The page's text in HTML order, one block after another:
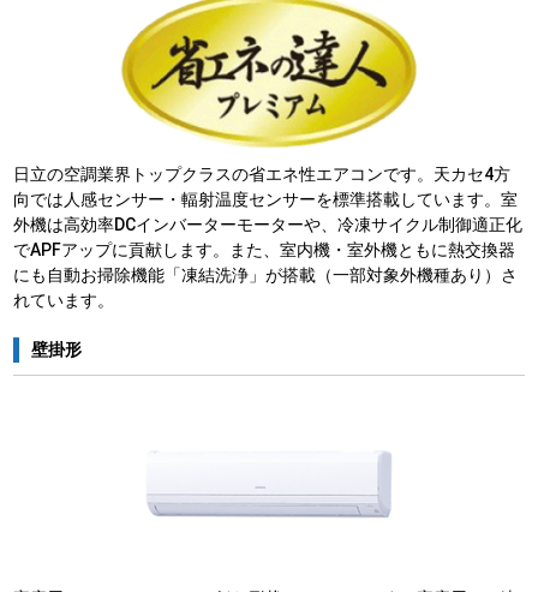
日立の空調業界トップクラスの省エネ性エアコンです。天カセ4方
向では人感センサー・輻射温度センサーを標準搭載しています。室
外機は高効率DCインバーターモーターや、冷凍サイクル制御適正化
でAPFアップに貢献します。また、室内機・室外機ともに熱交換器
にも自動お掃除機能「凍結洗浄」が搭載（一部対象外機種あり）さ
れています。
壁掛形